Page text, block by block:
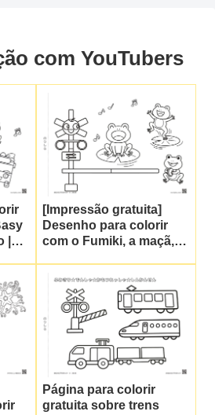
com YouTubers
[Impressão gratuita]
Desenho para colorir
com o Fumiki, a maçã, e
para crianças e idosos
durante a estação das
chuvas | Planet Colore
Página para colorir
gratuita sobre trens